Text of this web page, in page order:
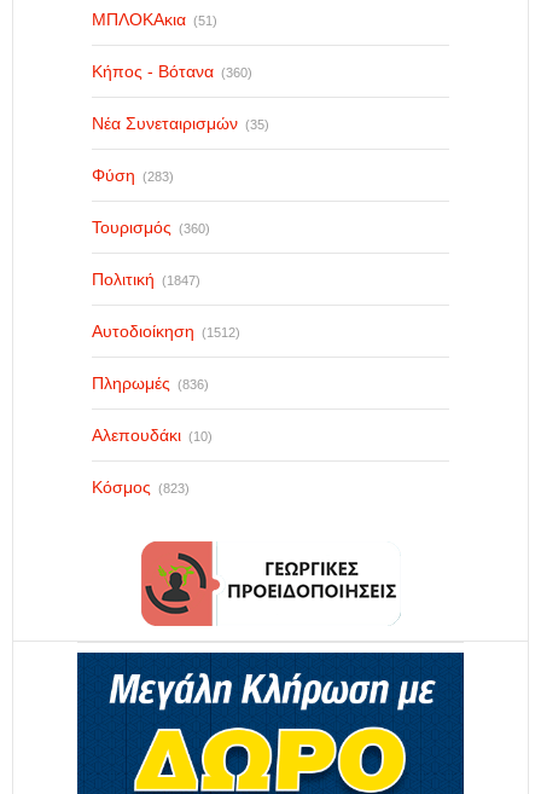
ΜΠΛΟΚΑκια (51)
Κήπος - Βότανα (360)
Νέα Συνεταιρισμών (35)
Φύση (283)
Τουρισμός (360)
Πολιτική (1847)
Αυτοδιοίκηση (1512)
Πληρωμές (836)
Αλεπουδάκι (10)
Κόσμος (823)